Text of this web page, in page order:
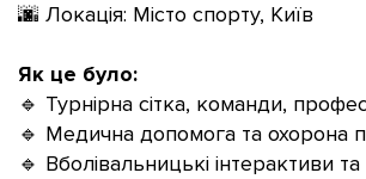
🌆 Локація: Місто спорту, Київ
Як це було:
🔹 Турнірна сітка, команди,
🔹 Медична допомога та охорона
🔹 Вболівальницькі інтерактиви